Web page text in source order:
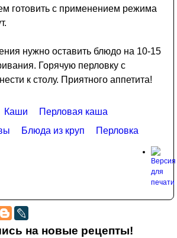
готовить с применением режима
нужно оставить блюдо на 10-15
Горячую перловку с
к столу. Приятного аппетита!
Каши
Перловая каша
Блюда из круп Перловка
на новые рецепты!